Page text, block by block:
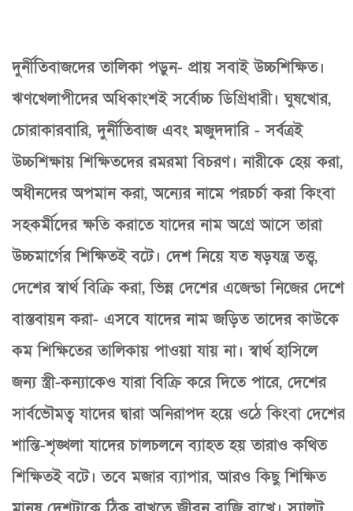
দুর্নীতিবাজদের তালিকা পড়ুন- প্রায় সবাই উচ্চশিক্ষিত।
ঋণখেলাপীদের অধিকাংশই সর্বোচ্চ ডিগ্রিধারী। ঘুষখোর,
চোরাকারবারি, দুর্নীতিবাজ এবং মজুদদারি - সর্বত্রই
উচ্চশিক্ষায় শিক্ষিতদের রমরমা বিচরণ। নারীকে হেয় করা,
অধীনদের অপমান করা, অন্যের নামে পরচর্চা করা কিংবা
সহকর্মীদের ক্ষতি করাতে যাদের নাম অগ্রে আসে তারা
উচ্চমার্গের শিক্ষিতই বটে। দেশ নিয়ে যত ষড়যন্ত্র তত্ত্ব,
দেশের স্বার্থ বিক্রি করা, ভিন্ন দেশের এজেন্ডা নিজের দেশে
বাস্তবায়ন করা- এসবে যাদের নাম জড়িত তাদের কাউকে
কম শিক্ষিতের তালিকায় পাওয়া যায় না। স্বার্থ হাসিলে
জন্য স্ত্রী-কন্যাকেও যারা বিক্রি করে দিতে পারে, দেশের
সার্বভৌমত্ব যাদের দ্বারা অনিরাপদ হয়ে ওঠে কিংবা দেশের
শান্তি-শৃঙ্খলা যাদের চালচলনে ব্যাহত হয় তারাও কথিত
শিক্ষিতই বটে। তবে মজার ব্যাপার, আরও কিছু শিক্ষিত